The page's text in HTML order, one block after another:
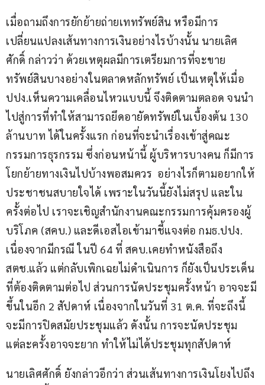
เมื่อถามถึงการยักย้ายถ่ายเททรัพย์สิน หรือมีการ
เปลี่ยนแปลงเส้นทางการเงินอย่างไรบ้างนั้น นายเลิศ
ศักดิ์ กล่าวว่า ด้วยเหตุผลมีการเตรียมการที่จะขาย
ทรัพย์สินบางอย่างในตลาดหลักทรัพย์ เป็นเหตุให้เมื่อ
ปปง.เห็นความเคลื่อนไหวแบบนี้ จึงติดตามตลอด จนนำ
ไปสู่การที่ทำให้สามารถยึดอายัดทรัพย์ในเบื้องต้น 130
ล้านบาท ได้ในครั้งแรก ก่อนที่จะนำเรื่องเข้าสู่คณะ
กรรมการธุรกรรม ซึ่งก่อนหน้านี้ ผู้บริหารบางคน ก็มีการ
โยกย้ายทางเงินไปบ้างพอสมควร  อย่างไรก็ตามอยากให้
ประชาชนสบายใจได้ เพราะในวันนี้ยังไม่สรุป และใน
ครั้งต่อไป เราจะเชิญสำนักงานคณะกรรมการคุ้มครองผู้
บริโภค (สคบ.) และดีเอสไอเข้ามาชี้แจงต่อ กมธ.ปปง.
เนื่องจากมีกรณี ในปี 64 ที่ สคบ.เคยทำหนังสือถึง
สตช.แล้ว แต่กลับเพิกเฉยไม่ดำเนินการ ก็ยังเป็นประเด็น
ที่ต้องติดตามต่อไป ส่วนการนัดประชุมครั้งหน้า อาจจะมี
ขึ้นในอีก 2 สัปดาห์ เนื่องจากในวันที่ 31 ต.ค. ที่จะถึงนี้
จะมีการปิดสมัยประชุมแล้ว ดังนั้น การจะนัดประชุม
แต่ละครั้งอาจจะยาก ทำให้ไม่ได้ประชุมทุกสัปดาห์
นายเลิศศักดิ์ ยังกล่าวอีกว่า ส่วนเส้นทางการเงินโยงไปถึง